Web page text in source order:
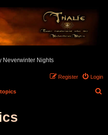
Neverwinter Nights
Login
Register